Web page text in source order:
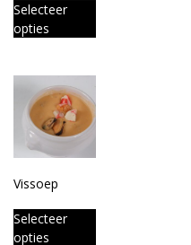
Selecteer
opties
Vissoep
Selecteer
opties